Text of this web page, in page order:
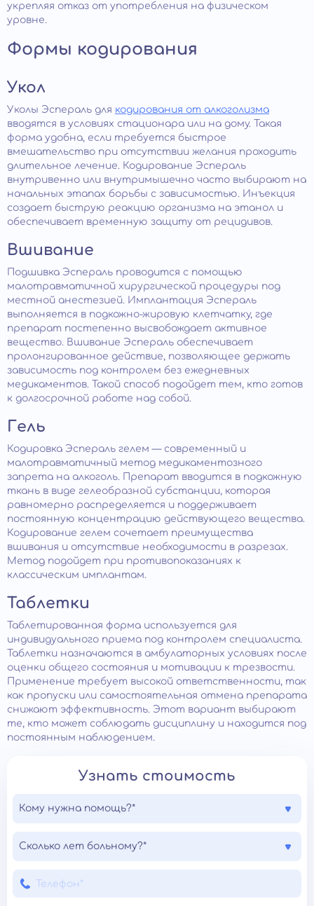
укрепляя отказ от употребления на физическом
уровне.
Формы кодирования
Укол
Уколы Эспераль для кодирования от алкоголизма
вводятся в условиях стационара или на дому. Такая
форма удобна, если требуется быстрое
вмешательство при отсутствии желания проходить
длительное лечение. Кодирование Эспераль
внутривенно или внутримышечно часто выбирают на
начальных этапах борьбы с зависимостью. Инъекция
создает быструю реакцию организма на этанол и
обеспечивает временную защиту от рецидивов.
Вшивание
Подшивка Эспераль проводится с помощью
малотравматичной хирургической процедуры под
местной анестезией. Имплантация Эспераль
выполняется в подкожно-жировую клетчатку, где
препарат постепенно высвобождает активное
вещество. Вшивание Эспераль обеспечивает
пролонгированное действие, позволяющее держать
зависимость под контролем без ежедневных
медикаментов. Такой способ подойдет тем, кто готов
к долгосрочной работе над собой.
Гель
Кодировка Эспераль гелем — современный и
малотравматичный метод медикаментозного
запрета на алкоголь. Препарат вводится в подкожную
ткань в виде гелеобразной субстанции, которая
равномерно распределяется и поддерживает
постоянную концентрацию действующего вещества.
Кодирование гелем сочетает преимущества
вшивания и отсутствие необходимости в разрезах.
Метод подойдет при противопоказаниях к
классическим имплантам.
Таблетки
Таблетированная форма используется для
индивидуального приема под контролем специалиста.
Таблетки назначаются в амбулаторных условиях после
оценки общего состояния и мотивации к трезвости.
Применение требует высокой ответственности, так
как пропуски или самостоятельная отмена препарата
снижают эффективность. Этот вариант выбирают
те, кто может соблюдать дисциплину и находится под
постоянным наблюдением.
Узнать стоимость
Кому нужна помощь?*
Сколько лет больному?*